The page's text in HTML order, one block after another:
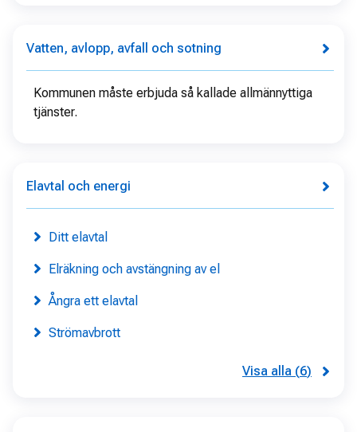
Vatten, avlopp, avfall och sotning
Kommunen måste erbjuda så kallade allmännyttiga
tjänster.
Elavtal och energi
Ditt elavtal
Elräkning och avstängning av el
Ångra ett elavtal
Strömavbrott
Visa alla (6)